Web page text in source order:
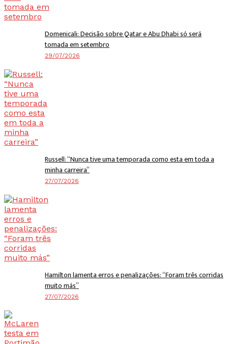
Domenicali: Decisão sobre Qatar e Abu Dhabi só será
tomada em setembro
29/07/2026
Russell: “Nunca tive uma temporada como esta em toda a
minha carreira”
27/07/2026
Hamilton lamenta erros e penalizações: “Foram três corridas
muito más”
27/07/2026